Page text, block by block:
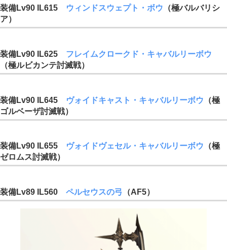
装備Lv90 IL615 ウィンドスウェプト・ボウ （極バルバリシ
ア）
装備Lv90 IL625 フレイムクロークド・キャバルリーボウ
（極ルビカンテ討滅戦）
装備Lv90 IL645 ヴォイドキャスト・キャバルリーボウ （極
ゴルベーザ討滅戦）
装備Lv90 IL655 ヴォイドヴェセル・キャバルリーボウ （極
ゼロムス討滅戦）
装備Lv89 IL560 ペルセウスの弓 （AF5）